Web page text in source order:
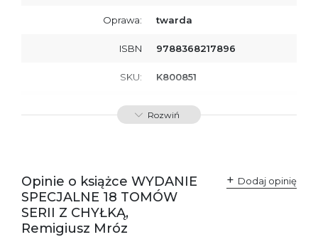
Oprawa: twarda
ISBN 9788368217896
SKU: K800851
Producent / Osoby
odpowiedzialne za
Wydawnictwo Poznańskie
Sp. z o.o.
Ostrzeżenia oraz
informacje dotyczące
bezpieczeństwa:
Załącznik PDF
Rozwiń
Opinie o książce WYDANIE
SPECJALNE 18 TOMÓW
SERII Z CHYŁKĄ,
Remigiusz Mróz
Dodaj opinię